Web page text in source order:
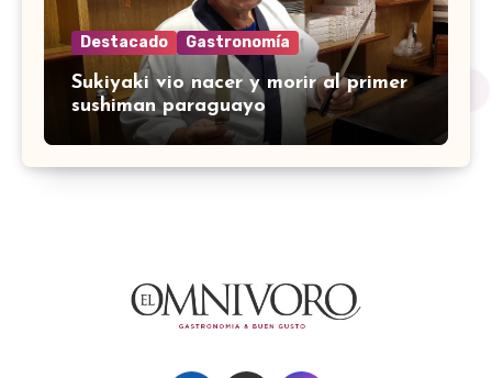
Destacado Gastronomía
Sukiyaki vio nacer y morir al primer
sushiman paraguayo